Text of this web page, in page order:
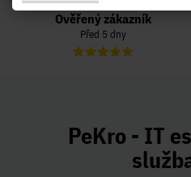
Ověřený zákazník
Před 5 dny
PeKro - IT